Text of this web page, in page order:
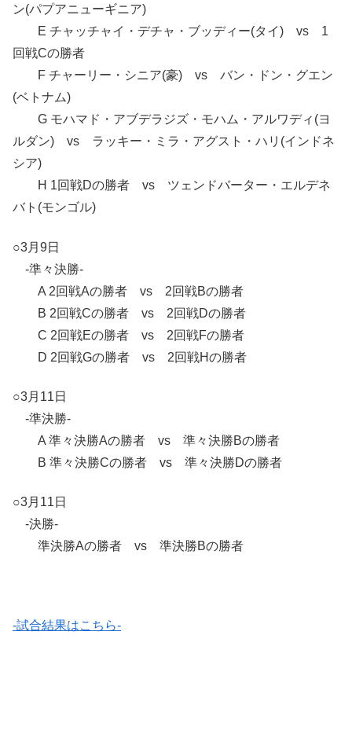
ン(パプアニューギニア)
E チャッチャイ・デチャ・ブッディー(タイ) vs 1
回戦Cの勝者
F チャーリー・シニア(豪) vs バン・ドン・グエン
(ベトナム)
G モハマド・アブデラジズ・モハム・アルワディ(ヨ
ルダン) vs ラッキー・ミラ・アグスト・ハリ(インドネ
シア)
H 1回戦Dの勝者 vs ツェンドバーター・エルデネ
バト(モンゴル)
○3月9日
-準々決勝-
A 2回戦Aの勝者 vs 2回戦Bの勝者
B 2回戦Cの勝者 vs 2回戦Dの勝者
C 2回戦Eの勝者 vs 2回戦Fの勝者
D 2回戦Gの勝者 vs 2回戦Hの勝者
○3月11日
-準決勝-
A 準々決勝Aの勝者 vs 準々決勝Bの勝者
B 準々決勝Cの勝者 vs 準々決勝Dの勝者
○3月11日
-決勝-
準決勝Aの勝者 vs 準決勝Bの勝者
-試合結果はこちら-